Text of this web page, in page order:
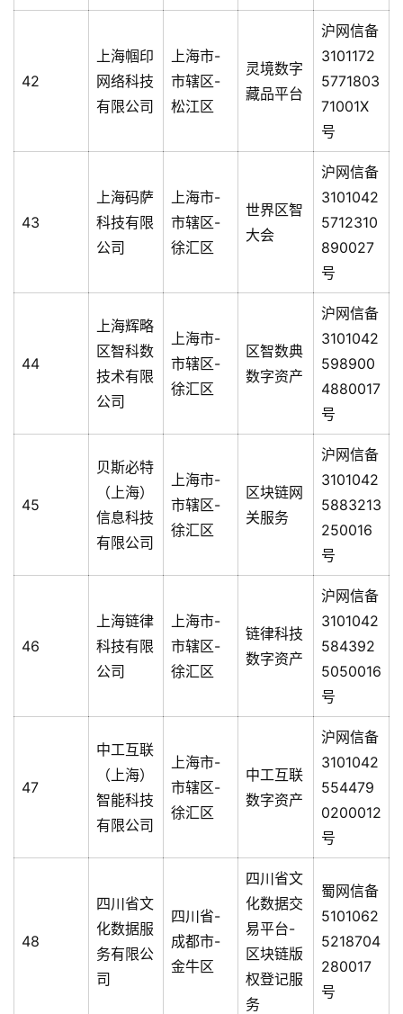
42
上海帼印
网络科技
有限公司
上海市-
市辖区-
松江区
灵境数字
藏品平台
沪网信备
3101172
5771803
71001X
号
43
上海码萨
科技有限
公司
上海市-
市辖区-
徐汇区
世界区智
大会
沪网信备
3101042
5712310
890027
号
44
上海辉略
区智科数
技术有限
公司
上海市-
市辖区-
徐汇区
区智数典
数字资产
沪网信备
3101042
598900
4880017
号
45
贝斯必特
（上海）
信息科技
有限公司
上海市-
市辖区-
徐汇区
区块链网
关服务
沪网信备
3101042
5883213
250016
号
46
上海链律
科技有限
公司
上海市-
市辖区-
徐汇区
链律科技
数字资产
沪网信备
3101042
584392
5050016
号
47
中工互联
（上海）
智能科技
有限公司
上海市-
市辖区-
徐汇区
中工互联
数字资产
沪网信备
3101042
554479
0200012
号
48
四川省文
化数据服
务有限公
司
四川省-
成都市-
金牛区
四川省文
化数据交
易平台-
区块链版
权登记服
务
蜀网信备
5101062
5218704
280017
号